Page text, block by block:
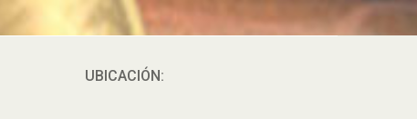
UBICACIÓN: